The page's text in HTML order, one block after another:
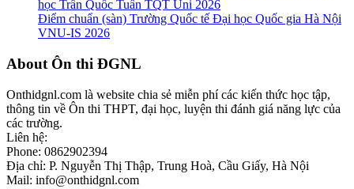
học Trần Quốc Tuấn TQT Uni 2026
Điểm chuẩn (sàn) Trường Quốc tế Đại học Quốc gia Hà Nội
VNU-IS 2026
Footer
About Ôn thi ĐGNL
Onthidgnl.com là website chia sẻ miễn phí các kiến thức học tập,
thông tin về Ôn thi THPT, đại học, luyện thi đánh giá năng lực của
các trường.
Liên hệ:
Phone: 0862902394
Địa chỉ: P. Nguyễn Thị Thập, Trung Hoà, Cầu Giấy, Hà Nội
Mail: info@onthidgnl.com